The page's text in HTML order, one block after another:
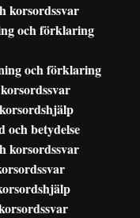
korsordssvar
och förklaring
och förklaring
och betydelse
korsordssvar